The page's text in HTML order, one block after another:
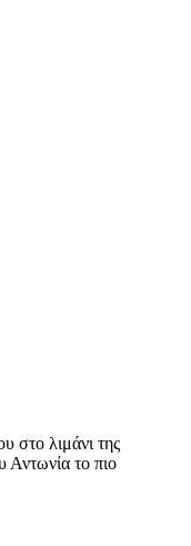
στο λιμάνι της
Αντωνία το πιο